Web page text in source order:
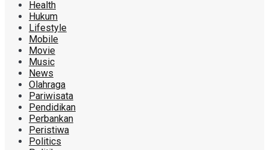
Health
Hukum
Lifestyle
Mobile
Movie
Music
News
Olahraga
Pariwisata
Pendidikan
Perbankan
Peristiwa
Politics